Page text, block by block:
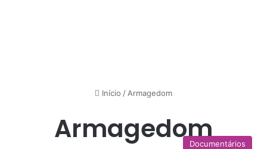
Início / Armagedom
ArmagedomDocumentários